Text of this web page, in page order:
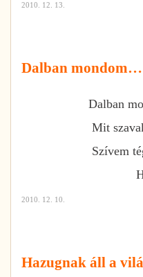
2010. 12. 13.
Dalban mondom…
Dalban
Mit
Szívem
2010. 12. 10.
Hazugnak áll a